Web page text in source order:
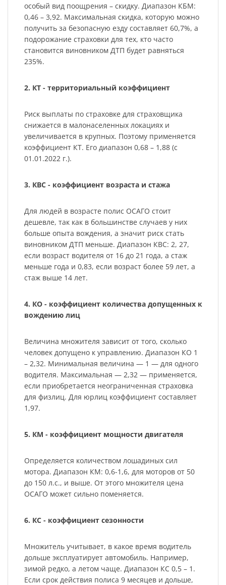
особый вид поощрения – скидку. Диапазон КБМ:
0,46 – 3,92. Максимальная скидка, которую можно
получить за безопасную езду составляет 60,7%, а
подорожание страховки для тех, кто часто
становится виновником ДТП будет равняться
235%.
2. КТ - территориальный коэффициент
Риск выплаты по страховке для страховщика
снижается в малонаселенных локациях и
увеличивается в крупных. Поэтому применяется
коэффициент КТ. Его диапазон 0,68 – 1,88 (с
01.01.2022 г.).
3. КВС - коэффициент возраста и стажа
Для людей в возрасте полис ОСАГО стоит
дешевле, так как в большинстве случаев у них
больше опыта вождения, а значит риск стать
виновником ДТП меньше. Диапазон КВС: 2, 27,
если возраст водителя от 16 до 21 года, а стаж
меньше года и 0,83, если возраст более 59 лет, а
стаж выше 14 лет.
4. КО - коэффициент количества допущенных к
вождению лиц
Величина множителя зависит от того, сколько
человек допущено к управлению. Диапазон КО 1
– 2,32. Минимальная величина — 1 — для одного
водителя. Максимальная — 2,32 — применяется,
если приобретается неограниченная страховка
для физлиц. Для юрлиц коэффициент составляет
1,97.
5. КМ - коэффициент мощности двигателя
Определяется количеством лошадиных сил
мотора. Диапазон КМ: 0,6-1,6, для моторов от 50
до 150 л.с., и выше. От этого множителя цена
ОСАГО может сильно поменяется.
6. КС - коэффициент сезонности
Множитель учитывает, в какое время водитель
дольше эксплуатирует автомобиль. Например,
зимой редко, а летом чаще. Диапазон КС 0,5 – 1.
Если срок действия полиса 9 месяцев и дольше,